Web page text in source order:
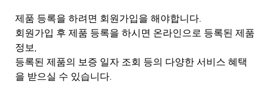
제품 등록을 하려면 회원가입을 해야합니다.
회원가입 후 제품 등록을 하시면 온라인으로 등록된 제품
정보,
등록된 제품의 보증 일자 조회 등의 다양한 서비스 혜택
을 받으실 수 있습니다.